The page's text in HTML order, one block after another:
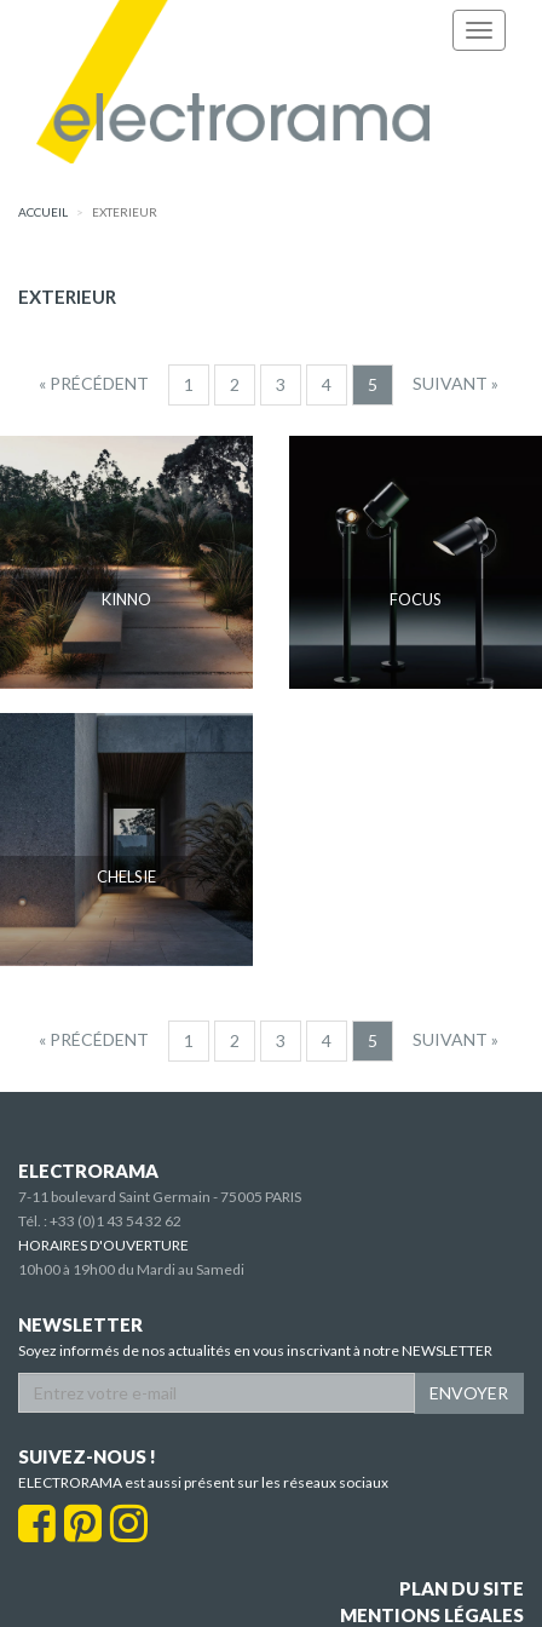
ACCUEIL EXTERIEUR
EXTERIEUR
« PRÉCÉDENT 1 2 3 4 5 SUIVANT »
KINNO FOCUS
CHELSIE
« PRÉCÉDENT 1 2 3 4 5 SUIVANT »
ELECTRORAMA
7-11 boulevard Saint Germain - 75005 PARIS
Tél. : +33 (0)1 43 54 32 62
HORAIRES D'OUVERTURE
10h00 à 19h00 du Mardi au Samedi
NEWSLETTER
Soyez informés de nos actualités en vous inscrivant à notre NEWSLETTER
ENVOYER
SUIVEZ-NOUS !
ELECTRORAMA est aussi présent sur les réseaux sociaux
PLAN DU SITE
MENTIONS LÉGALES